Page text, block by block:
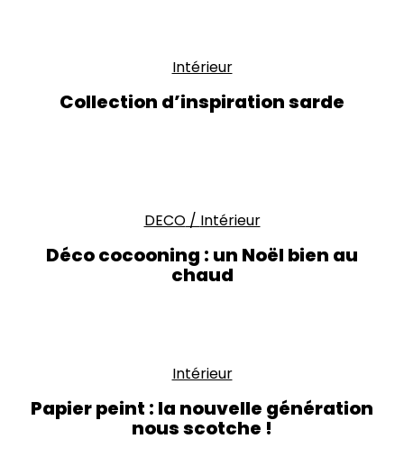
Intérieur
Collection d’inspiration sarde
DECO/ Intérieur
Déco cocooning : un Noël bien au
chaud
Intérieur
Papier peint : la nouvelle génération
nous scotche !